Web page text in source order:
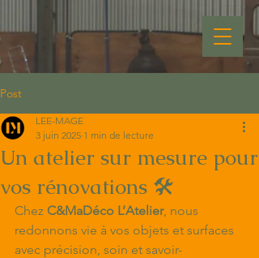
Post
Un atelier sur mesure pour
vos rénovations 🛠️
LEE-MAGE
3 juin 2025 1 min de lecture
Chez C&MaDéco L’Atelier, nous
redonnons vie à vos objets et surfaces
avec précision, soin et savoir-